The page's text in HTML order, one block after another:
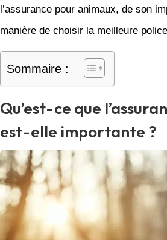
l’assurance pour animaux, de son
manière de choisir la meilleure
Sommaire :
Qu’est-ce que
est-elle importante ?